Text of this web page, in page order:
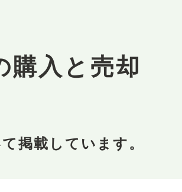
購入と売却
掲載しています。